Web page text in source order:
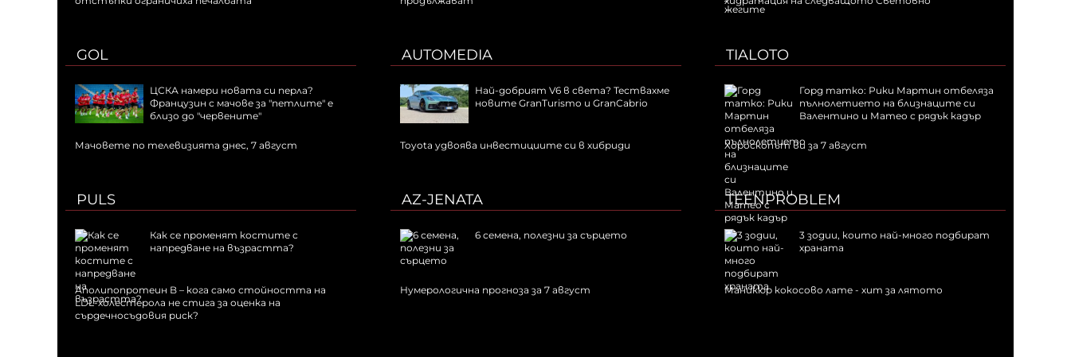
GOL
ЦСКА намери новата си перла?
Французин с мачове за "петлите" е
близо до "червените"
Мачовете по телевизията днес, 7 август
AUTOMEDIA
Най-добрият V6 в света? Тествахме
новите GranTurismo и GranCabrio
Toyota удвоява инвестициите си в хибриди
TIALOTO
Горд татко: Рики Мартин отбеляза
пълнолетието на близнаците си
Валентино и Матео с рядък кадър
Хороскопът ви за 7 август
PULS
Как се променят костите с
напредване на възрастта?
Аполипопротеин B – кога само стойността на
LDL-холестерола не стига за оценка на
сърдечносъдовия риск?
AZ-JENATA
6 семена, полезни за сърцето
Нумерологична прогноза за 7 август
TEENPROBLEM
3 зодии, които най-много подбират
храната
Маникюр кокосово лате - хит за лятото